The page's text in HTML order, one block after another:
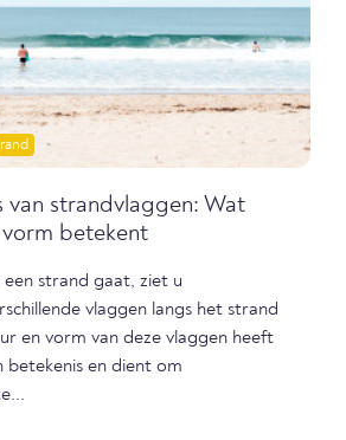
van strandvlaggen: Wat
vorm betekent
een strand gaat, ziet u
vlaggen langs het strand
en vorm van deze vlaggen heeft
betekenis en dient om